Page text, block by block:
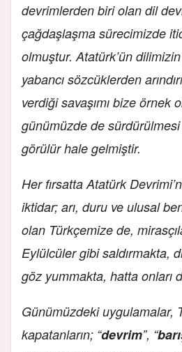
devrimlerden biri olan dil
çağdaşlaşma sürecimizde
olmuştur. Atatürk’ün
yabancı sözcüklerden
verdiği savaşımı bize örnek
günümüzde de
görülür hale gelmiştir.
Her fırsatta Atatürk
iktidar; arı, duru ve ulusal
olan Türkçemize de,
Eylülcüler gibi saldırmakta,
göz yummakta, hatta onları
Günümüzdeki uygulamalar,
kapatanların; “devrim”, “